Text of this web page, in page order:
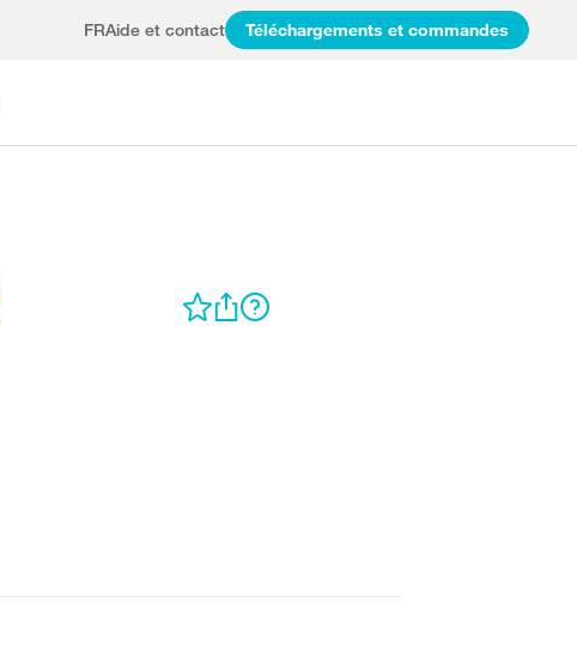
FRAide et contact Téléchargements et commandes